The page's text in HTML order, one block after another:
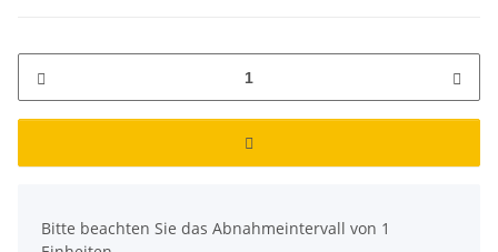
Bitte beachten Sie das Abnahmeintervall von 1